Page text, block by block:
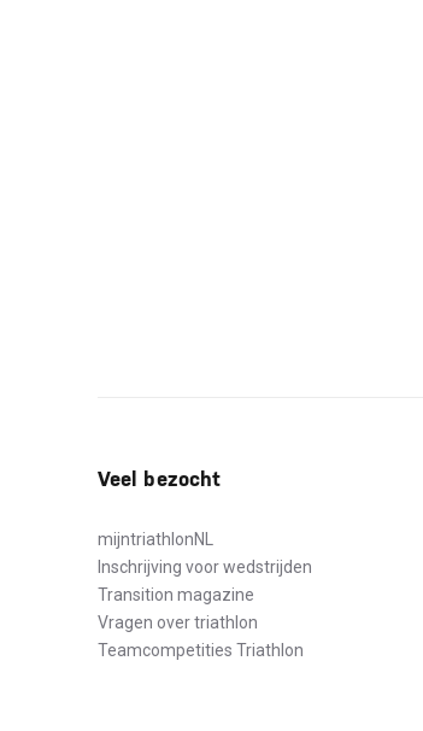
Veel bezocht
mijntriathlonNL
Inschrijving voor wedstrijden
Transition magazine
Vragen over triathlon
Teamcompetities Triathlon